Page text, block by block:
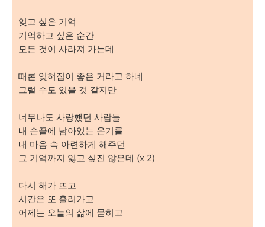
잊고 싶은 기억
기억하고 싶은 순간
모든 것이 사라져 가는데
때론 잊혀짐이 좋은 거라고 하네
그럴 수도 있을 것 같지만
너무나도 사랑했던 사람들
내 손끝에 남아있는 온기를
내 마음 속 아련하게 해주던
그 기억까지 잃고 싶진 않은데 (x 2)
다시 해가 뜨고
시간은 또 흘러가고
어제는 오늘의 삶에 묻히고